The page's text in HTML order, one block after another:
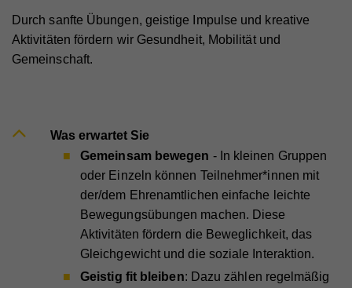
Durch sanfte Übungen, geistige Impulse und kreative
Aktivitäten fördern wir Gesundheit, Mobilität und
Gemeinschaft.
Was erwartet Sie
Gemeinsam bewegen - In kleinen Gruppen
oder Einzeln können Teilnehmer*innen mit
der/dem Ehrenamtlichen einfache leichte
Bewegungsübungen machen. Diese
Aktivitäten fördern die Beweglichkeit, das
Gleichgewicht und die soziale Interaktion.
Geistig fit bleiben: Dazu zählen regelmäßig